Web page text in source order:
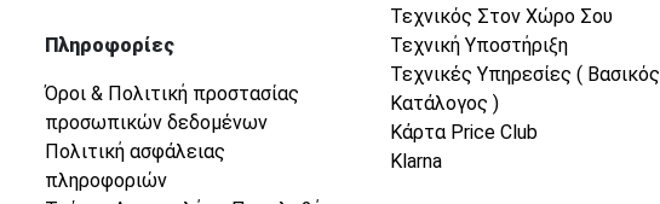
Πληροφορίες
Όροι & Πολιτική προστασίας
προσωπικών δεδομένων
Πολιτική ασφάλειας
πληροφοριών
Τεχνικός Στον Χώρο Σου
Τεχνική Υποστήριξη
Τεχνικές Υπηρεσίες ( Βασικός
Κατάλογος )
Κάρτα Price Club
Klarna